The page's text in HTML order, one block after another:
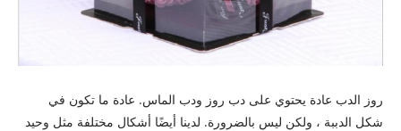
روز الدب عادة يحتوي على دب روز ودب الماس. عادة ما تكون في
شكل الدببة ، ولكن ليس بالضرورة. لدينا أيضًا أشكال مختلفة مثل وحيد